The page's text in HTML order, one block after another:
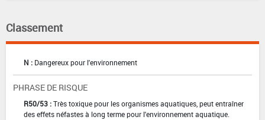
Classement
N : Dangereux pour l'environnement
PHRASE DE RISQUE
R50/53 :Très toxique pour les organismes aquatiques, peut entraîner
des effets néfastes à long terme pour l'environnement aquatique.